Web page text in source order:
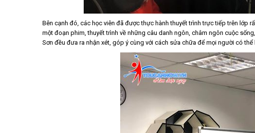
Bên cạnh đó, các học viên đã được thực hành thuyết trình trực tiếp trên lớp
một đoạn phim, thuyết trình về những câu danh ngôn, châm ngôn cuộc
Sơn đều đưa ra nhận xét, góp ý cùng với cách sửa chữa để mọi người có thể